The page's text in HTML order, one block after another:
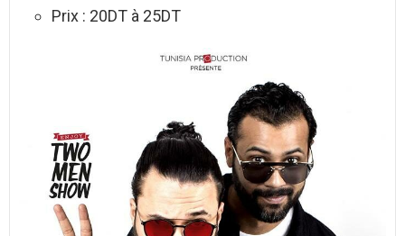
Prix : 20DT à 25DT